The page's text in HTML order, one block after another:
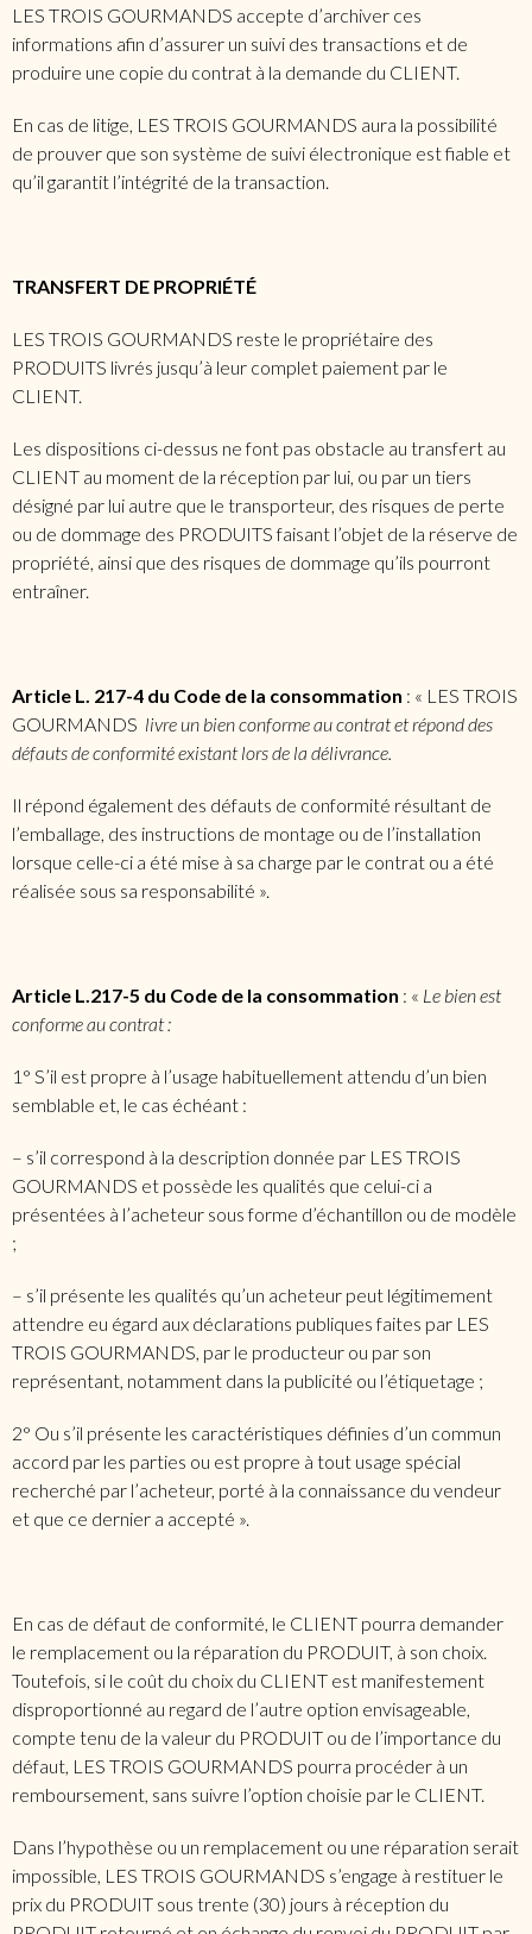
LES TROIS GOURMANDS accepte d’archiver ces
informations afin d’assurer un suivi des transactions et de
produire une copie du contrat à la demande du CLIENT.
En cas de litige, LES TROIS GOURMANDS aura la possibilité
de prouver que son système de suivi électronique est fiable et
qu’il garantit l’intégrité de la transaction.
TRANSFERT DE PROPRIÉTÉ
LES TROIS GOURMANDS reste le propriétaire des
PRODUITS livrés jusqu’à leur complet paiement par le
CLIENT.
Les dispositions ci-dessus ne font pas obstacle au transfert au
CLIENT au moment de la réception par lui, ou par un tiers
désigné par lui autre que le transporteur, des risques de perte
ou de dommage des PRODUITS faisant l’objet de la réserve de
propriété, ainsi que des risques de dommage qu’ils pourront
entraîner.
Article L. 217-4 du Code de la consommation : « LES TROIS
GOURMANDS livre un bien conforme au contrat et répond des
défauts de conformité existant lors de la délivrance.
Il répond également des défauts de conformité résultant de
l’emballage, des instructions de montage ou de l’installation
lorsque celle-ci a été mise à sa charge par le contrat ou a été
réalisée sous sa responsabilité ».
Article L.217-5 du Code de la consommation : « Le bien est
conforme au contrat :
1° S’il est propre à l’usage habituellement attendu d’un bien
semblable et, le cas échéant :
– s’il correspond à la description donnée par LES TROIS
GOURMANDS et possède les qualités que celui-ci a
présentées à l’acheteur sous forme d’échantillon ou de modèle
;
– s’il présente les qualités qu’un acheteur peut légitimement
attendre eu égard aux déclarations publiques faites par LES
TROIS GOURMANDS, par le producteur ou par son
représentant, notamment dans la publicité ou l’étiquetage ;
2° Ou s’il présente les caractéristiques définies d’un commun
accord par les parties ou est propre à tout usage spécial
recherché par l’acheteur, porté à la connaissance du vendeur
et que ce dernier a accepté ».
En cas de défaut de conformité, le CLIENT pourra demander
le remplacement ou la réparation du PRODUIT, à son choix.
Toutefois, si le coût du choix du CLIENT est manifestement
disproportionné au regard de l’autre option envisageable,
compte tenu de la valeur du PRODUIT ou de l’importance du
défaut, LES TROIS GOURMANDS pourra procéder à un
remboursement, sans suivre l’option choisie par le CLIENT.
Dans l’hypothèse ou un remplacement ou une réparation serait
impossible, LES TROIS GOURMANDS s’engage à restituer le
prix du PRODUIT sous trente (30) jours à réception du